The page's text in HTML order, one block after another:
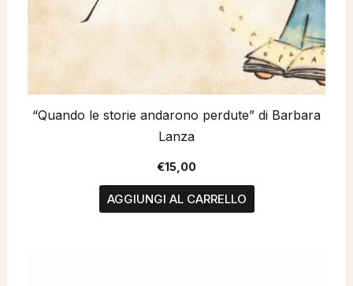
“Quando le storie andarono perdute” di Barbara
Lanza
€15,00
AGGIUNGI AL CARRELLO